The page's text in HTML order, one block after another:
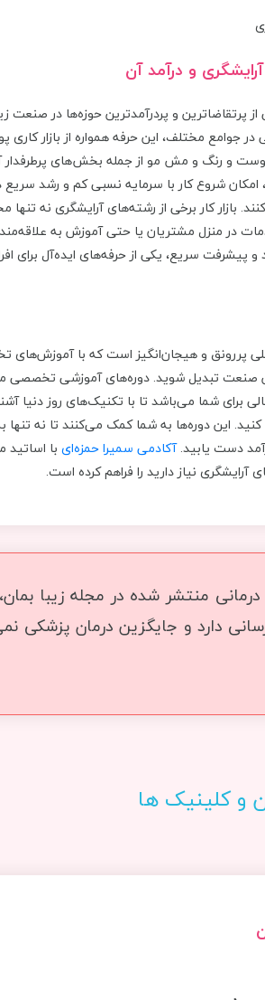
و درآمد آن
پرتقاضاترین و پردرآمدترین حوزه‌ها در
جوامع مختلف، این حرفه همواره از بازار
و رنگ و مش مو از جمله بخش‌های پرطرفدار
شروع کار با سرمایه نسبی کم و رشد سریع
بازار کار برخی از رشته‌های آرایشگری نه
در منزل مشتریان یا حتی آموزش به علاقه‌مندان
و پیشرفت سریع، یکی از حرفه‌های ایده‌آل برای
پررونق و هیجان‌انگیز است که با آموزش‌های
صنعت تبدیل شوید. دوره‌های آموزشی تخصصی
برای شما می‌باشد تا با تکنیک‌های روز دنیا
کنید. این دوره‌ها به شما کمک می‌کنند تا نه
دست یابید.آکادمی سمیرا حمزه‌ای با
آرایشگری نیاز دارید را فراهم کرده است.
منتشر شده در مجله زیبا
دارد و جایگزین درمان
و کلینیک ها